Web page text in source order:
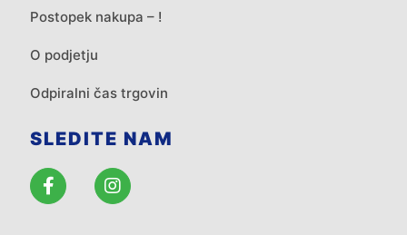
Postopek nakupa – !
O podjetju
Odpiralni čas trgovin
SLEDITE NAM